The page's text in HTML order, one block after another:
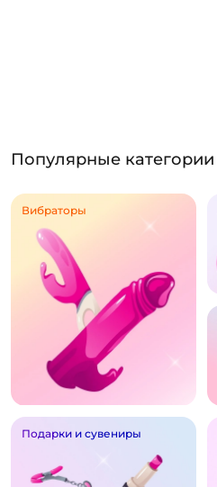
Популярные категории
Вибраторы
Подарки и сувениры